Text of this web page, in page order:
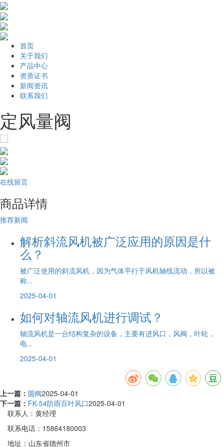
首页
关于我们
产品中心
资质证书
新闻资讯
联系我们
定风量阀
在线留言
商品详情
推荐新闻
解析斜流风机被广泛应用的原因是什
么？
被广泛使用的斜流风机，因为气体平行于风机轴线流动，所以被
称...
2025-04-01
如何对轴流风机进行调试？
轴流风机是一台结构复杂的设备，主要有进风口，风阀，叶轮，
电...
2025-04-01
上一篇： 圆阀2025-04-01
下一篇： FK-54防雨百叶风口2025-04-01
联系人：黄经理
联系电话：15864180003
地址：山东省德州市